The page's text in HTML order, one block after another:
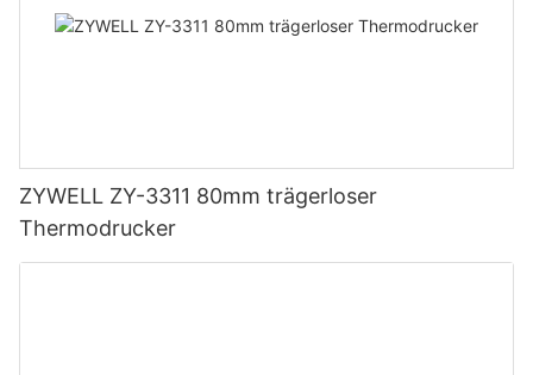
ZYWELL ZY-3311 80mm trägerloser
Thermodrucker